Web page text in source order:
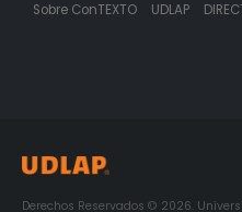
Sobre ConTEXTO UDLAP
Derechos Reservados © 2026.